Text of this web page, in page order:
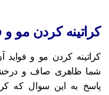
کردن مو و
کردن مو و
ظاهری صاف و درخشان
به این سوال که